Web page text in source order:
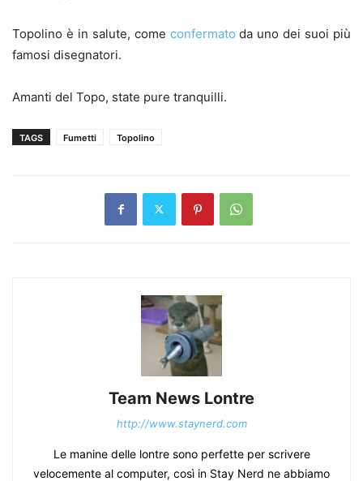
Topolino è in salute, come confermatoda uno dei suoi più
famosi disegnatori.
Amanti del Topo, state pure tranquilli.
TAGS Fumetti Topolino
Team News Lontre
http://www.staynerd.com
Le manine delle lontre sono perfette per scrivere
velocemente al computer, così in Stay Nerd ne abbiamo